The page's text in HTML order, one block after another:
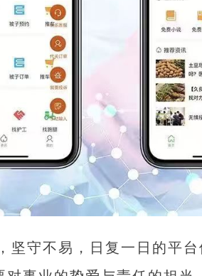
坚守不易，日复一日的平